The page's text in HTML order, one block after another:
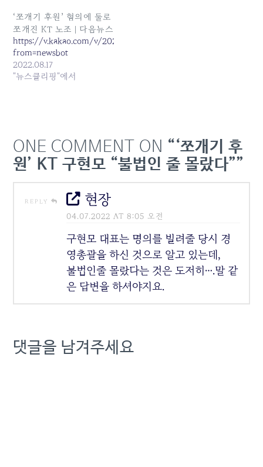
‘쪼개기 후원’ 혐의에 둘로
쪼개진 KT 노조 | 다음뉴스
https://v.kakao.com/v/20220817113904836?
from=newsbot
2022.08.17
"뉴스클리핑"에서
ONE COMMENT ON “‘쪼개기 후
원’ KT 구현모 “불법인 줄 몰랐다””
REPLY 현장
04.07.2022 AT 8:05 오전
구현모 대표는 명의를 빌려줄 당시 경
영총괄을 하신 것으로 알고 있는데,
불법인줄 몰랐다는 것은 도저히….말 같
은 답변을 하셔야지요.
댓글을 남겨주세요